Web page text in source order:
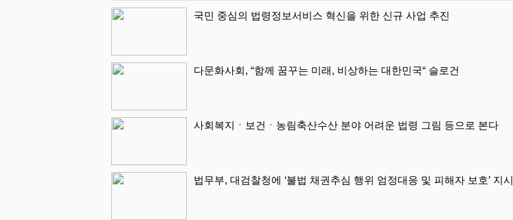
국민 중심의 법령정보서비스 혁신을 위한 신규 사업 추진
다문화사회, “함께 꿈꾸는 미래, 비상하는 대한민국“ 슬로건
사회복지ㆍ보건ㆍ농림축산수산 분야 어려운 법령 그림 등으로 본다
법무부, 대검찰청에 ‘불법 채권추심 행위 엄정대응 및 피해자 보호’ 지시